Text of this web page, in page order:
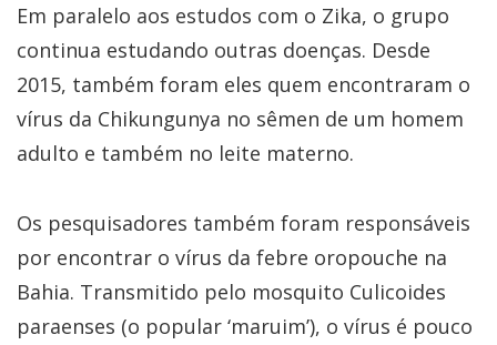
Em paralelo aos estudos com o Zika, o grupo
continua estudando outras doenças. Desde
2015, também foram eles quem encontraram o
vírus da Chikungunya no sêmen de um homem
adulto e também no leite materno.
Os pesquisadores também foram responsáveis
por encontrar o vírus da febre oropouche na
Bahia. Transmitido pelo mosquito Culicoides
paraenses (o popular ‘maruim’), o vírus é pouco